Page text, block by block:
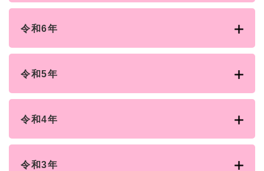
令和6年
令和5年
令和4年
令和3年